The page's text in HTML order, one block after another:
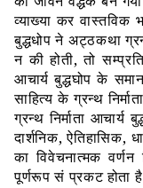
व्याख्या कर वास्तविक
बुद्धधोप ने अट्ठकथा
न की होती,तो
आचार्य बुद्धघोप के
साहित्य के ग्रन्थ
ग्रन्थ निर्माता
दार्शनिक,ऐतिहासिक,
का विवेचनात्मक वर्णन
पूर्णरूप सं प्रकट होता